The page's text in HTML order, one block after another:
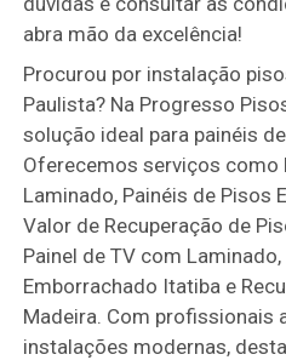
abra mão da excelência!
Procurou por instalação
Paulista? Na Progresso
solução ideal para painéis
Oferecemos serviços como
Laminado, Painéis de Pisos
Valor de Recuperação de
Painel de TV com
Emborrachado Itatiba e
Madeira. Com profissionais
instalações modernas,